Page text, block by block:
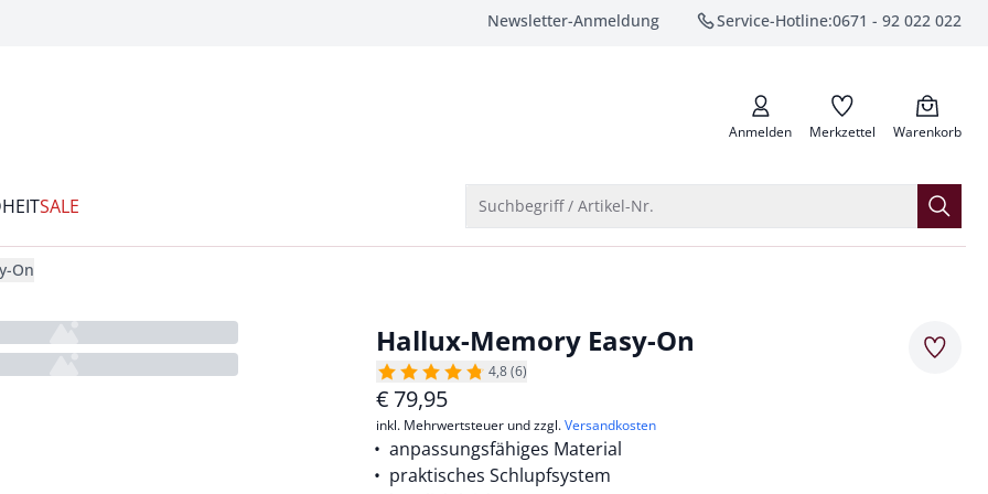
Newsletter-Anmeldung Service-Hotline:0671 - 92 022 022
anrufen
Anmelden Merkzettel Warenkorb
SALE Suchbegriff / Artikel-Nr.
On
Hallux-Memory Easy-On
4,8 (6)
€ 79,95
inkl. Mehrwertsteuer und zzgl.Versandkosten
anpassungsfähiges Material
praktisches Schlupfsystem